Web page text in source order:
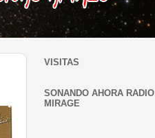
VISITAS
SONANDO AHORA RADIO
MIRAGE